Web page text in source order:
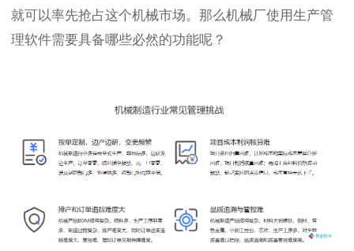
就可以率先抢占这个机械市场。那么机械厂使用生产管
理软件需要具备哪些必然的功能呢？